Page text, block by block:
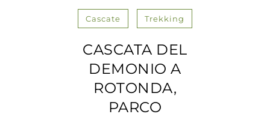
Cascate Trekking
CASCATA DEL
DEMONIO A
ROTONDA,
PARCO